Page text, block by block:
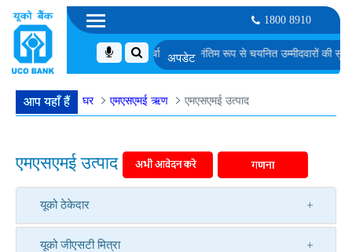
1800 8910
डेवलपर के पद के लिए समूह चर्चा के लिए अनंतिम रूप से चयनित उम्मीदवारों की सूचीएम.
आप यहाँ हैं घर एमएसएमई ऋण एमएसएमई उत्पाद
एमएसएमई उत्पाद
यूको ठेकेदार
यूको जीएसटी मित्रा